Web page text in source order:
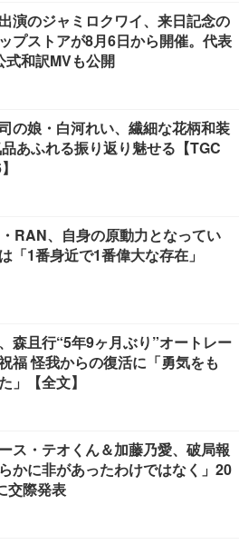
演のジャミロクワイ、来日記念の
プストアが8月6日から開催。代表
式和訳MVも公開
の娘・白河れい、繊細な花柄和装
あふれる振り返り魅せる【TGC
RAN、自身の原動力となってい
「1番身近で1番偉大な存在」
森且行“5年9ヶ月ぶり”オートレー
福 怪我からの復活に「勇気をも
」【全文】
ス・テオくん＆加藤乃愛、破局報
かに非があったわけではなく」20
交際発表